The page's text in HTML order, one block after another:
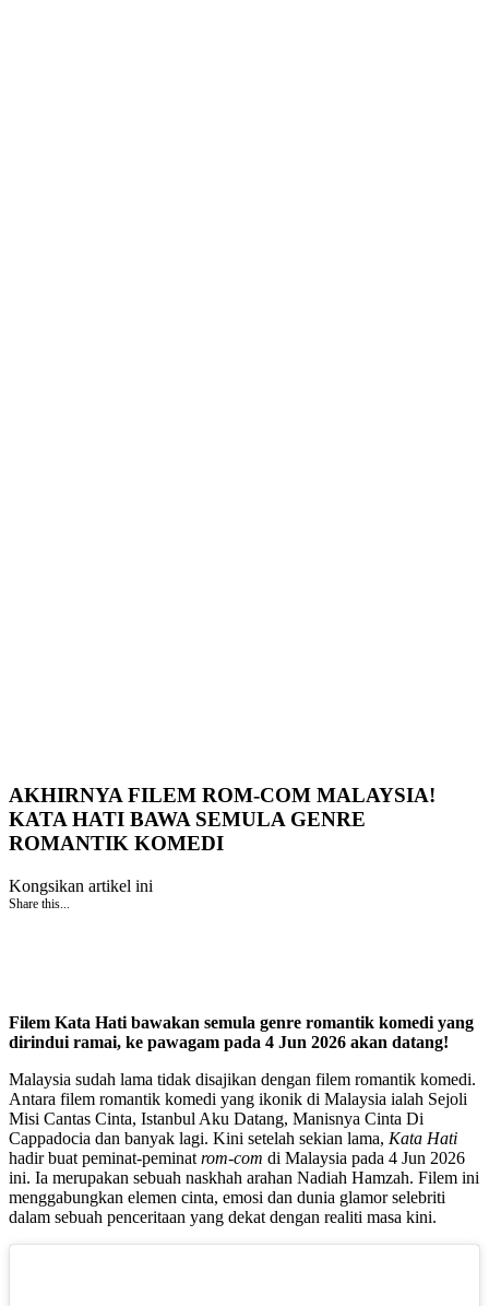
AKHIRNYA FILEM ROM-COM MALAYSIA!
KATA HATI BAWA SEMULA GENRE
ROMANTIK KOMEDI
Kongsikan artikel ini
Share this...
Filem Kata Hati bawakan semula genre romantik komedi yang
dirindui ramai, ke pawagam pada 4 Jun 2026 akan datang!
Malaysia sudah lama tidak disajikan dengan filem romantik komedi.
Antara filem romantik komedi yang ikonik di Malaysia ialah Sejoli
Misi Cantas Cinta, Istanbul Aku Datang, Manisnya Cinta Di
Cappadocia dan banyak lagi. Kini setelah sekian lama, Kata Hati
hadir buat peminat-peminat rom-com di Malaysia pada 4 Jun 2026
ini. Ia merupakan sebuah naskhah arahan Nadiah Hamzah. Filem ini
menggabungkan elemen cinta, emosi dan dunia glamor selebriti
dalam sebuah penceritaan yang dekat dengan realiti masa kini.